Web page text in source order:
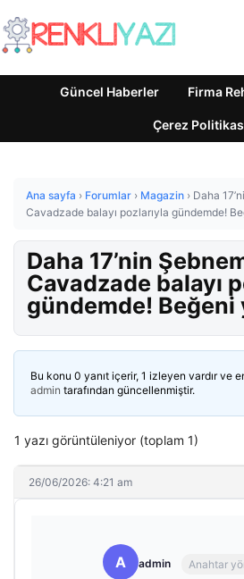
Güncel Haberler Firma
Çerez
Ana sayfa › Forumlar › Magazin › Daha
Cavadzade balayı pozlarıyla gündemde!
Daha 17’nin
Cavadzade balayı
gündemde! Beğeni
Bu konu 0 yanıt içerir, 1 izleyen vardır ve
admin tarafından güncellenmiştir.
1 yazı görüntüleniyor (toplam 1)
26/06/2026: 4:21 am
A admin Anahtar